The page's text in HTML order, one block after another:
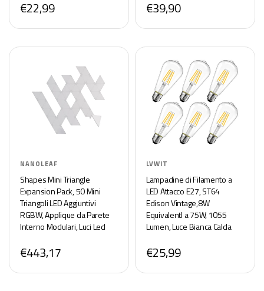
€22,99
monitoraggio temperatura)
€39,90
NANOLEAF
Shapes Mini Triangle
Expansion Pack, 50 Mini
Triangoli LED Aggiuntivi
RGBW, Applique da Parete
Interno Modulari, Luci Led
con Alexa, Sincronia Musica e
Monitor
€443,17
LVWIT
Lampadine di Filamento a
LED Attacco E27, ST64
Edison Vintage,8W
EquivalentI a 75W, 1055
Lumen, Luce Bianca Calda
Basso,Risparmio
Energetico,Non Dimmerabile
– Pacco da 6 Pezzi
€25,99